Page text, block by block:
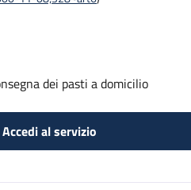
dei pasti a domicilio
Accedi al servizio